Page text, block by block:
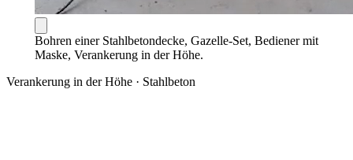
Bohren einer Stahlbetondecke, Gazelle-Set, Bediener mit
Maske, Verankerung in der Höhe.
Verankerung in der Höhe · Stahlbeton